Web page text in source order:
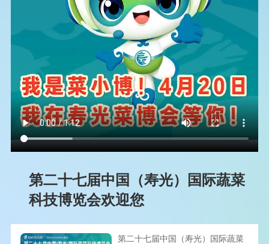
第二十七届中国（寿光）国际蔬菜
科技博览会欢迎您
第二十七届中国（寿光）国际蔬菜